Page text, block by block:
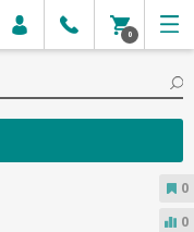
0
0
0